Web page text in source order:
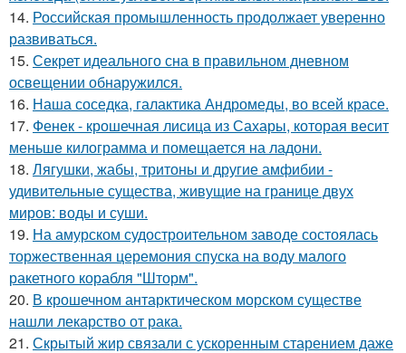
14. Российская промышленность продолжает уверенно
развиваться.
15. Секрет идеального сна в правильном дневном
освещении обнаружился.
16. Наша соседка, галактика Андромеды, во всей красе.
17. Фенек - крошечная лисица из Сахары, которая весит
меньше килограмма и помещается на ладони.
18. Лягушки, жабы, тритоны и другие амфибии -
удивительные существа, живущие на границе двух
миров: воды и суши.
19. На амурском судостроительном заводе состоялась
торжественная церемония спуска на воду малого
ракетного корабля "Шторм".
20. В крошечном антарктическом морском существе
нашли лекарство от рака.
21. Скрытый жир связали с ускоренным старением даже